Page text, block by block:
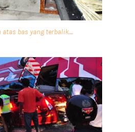
atas bas yang terbalik....